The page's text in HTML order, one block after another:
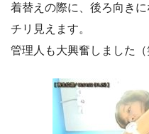
着替えの際に、後ろ向き
チリ見えます。
管理人も大興奮しました（